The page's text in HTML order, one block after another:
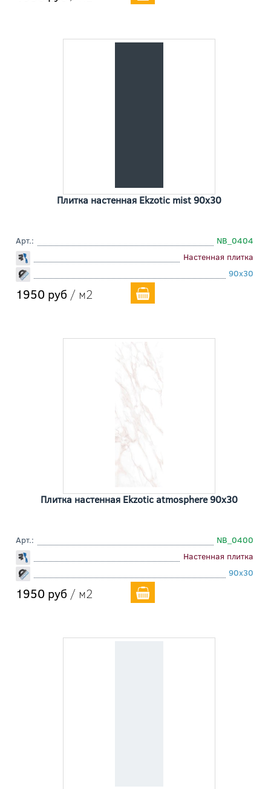
Плитка настенная Ekzotic mist 90x30
Арт.:
NB_0404
Настенная плитка
90x30
1950 руб / м2
Плитка настенная Ekzotic atmosphere 90x30
Арт.:
NB_0400
Настенная плитка
90x30
1950 руб / м2